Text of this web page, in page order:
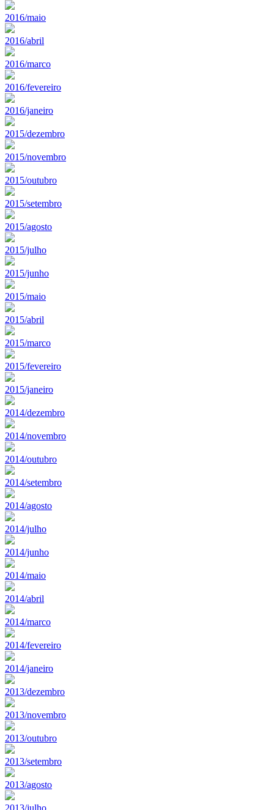
2016/maio
2016/abril
2016/marco
2016/fevereiro
2016/janeiro
2015/dezembro
2015/novembro
2015/outubro
2015/setembro
2015/agosto
2015/julho
2015/junho
2015/maio
2015/abril
2015/marco
2015/fevereiro
2015/janeiro
2014/dezembro
2014/novembro
2014/outubro
2014/setembro
2014/agosto
2014/julho
2014/junho
2014/maio
2014/abril
2014/marco
2014/fevereiro
2014/janeiro
2013/dezembro
2013/novembro
2013/outubro
2013/setembro
2013/agosto
2013/julho